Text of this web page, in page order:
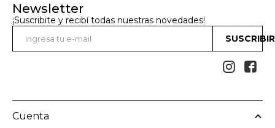
Newsletter
¡Suscribite y recibí todas nuestras novedades!
 
Cuenta